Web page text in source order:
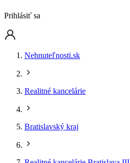
Prihlásiť sa
Nehnuteľnosti.sk
Realitné kancelárie
Bratislavský kraj